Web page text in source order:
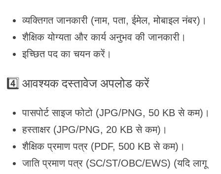
व्यक्तिगत जानकारी (नाम, पता, ईमेल, मोबाइल नंबर)।
शैक्षिक योग्यता और कार्य अनुभव की जानकारी।
इच्छित पद का चयन करें।
4️⃣ आवश्यक दस्तावेज अपलोड करें
पासपोर्ट साइज फोटो (JPG/PNG, 50 KB से कम)।
हस्ताक्षर (JPG/PNG, 20 KB से कम)।
शैक्षिक प्रमाण पत्र (PDF, 500 KB से कम)।
जाति प्रमाण पत्र (SC/ST/OBC/EWS) (यदि लागू